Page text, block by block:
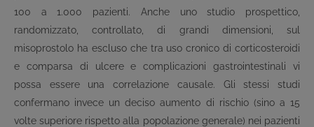
100 a 1.000 pazienti. Anche uno studio prospettico,
randomizzato, controllato, di grandi dimensioni, sul
misoprostolo ha escluso che tra uso cronico di corticosteroidi
e comparsa di ulcere e complicazioni gastrointestinali vi
possa essere una correlazione causale. Gli stessi studi
confermano invece un deciso aumento di rischio (sino a 15
volte superiore rispetto alla popolazione generale) nei pazienti